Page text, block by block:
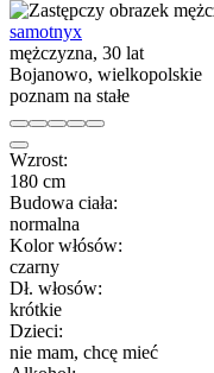
samotnyx
mężczyzna, 30 lat
Bojanowo, wielkopolskie
poznam na stałe
Wzrost:
180 cm
Budowa ciała:
normalna
Kolor włósów:
czarny
Dł. włosów:
krótkie
Dzieci:
nie mam, chcę mieć